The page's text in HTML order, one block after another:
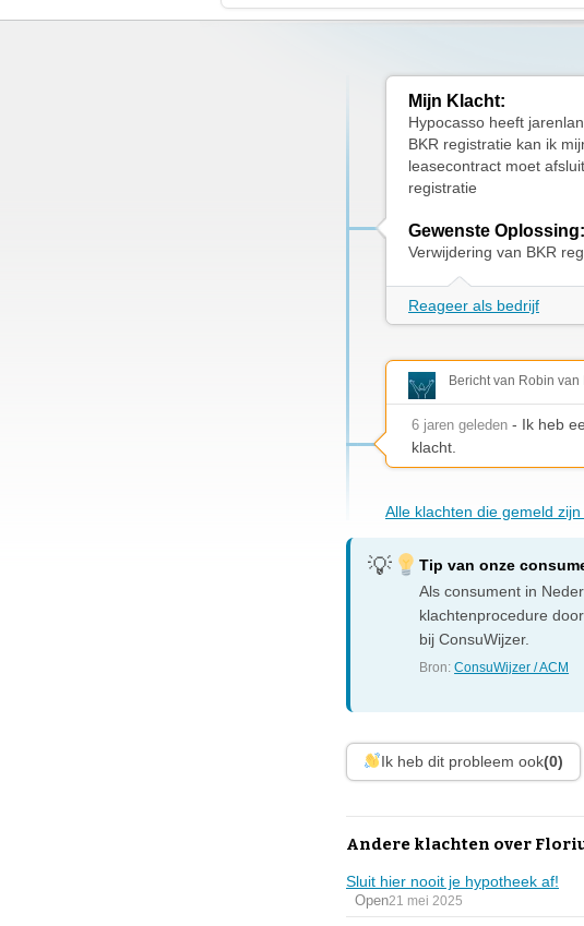
Mijn Klacht:
Hypocasso heeft
BKR registratie kan ik
leasecontract moet
registratie
Gewenste Oplossing:
Verwijdering van BKR
Reageer als bedrijf
Bericht van Robin van
6 jaren geleden - Ik heb
klacht.
Alle klachten die gemeld
Tip van onze
Als consument in
klachtenprocedure
bij ConsuWijzer.
Bron:ConsuWijzer / ACM
Ik heb dit probleem ook(0)
Andere klachten over
Sluit hier nooit je hypotheek af!
Open21 mei 2025